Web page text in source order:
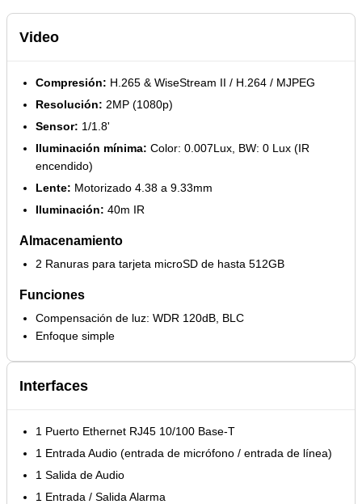
Video
Compresión: H.265 & WiseStream II / H.264 / MJPEG
Resolución: 2MP (1080p)
Sensor: 1/1.8'
Iluminación mínima: Color: 0.007Lux, BW: 0 Lux (IR
encendido)
Lente: Motorizado 4.38 a 9.33mm
Iluminación: 40m IR
Almacenamiento
2 Ranuras para tarjeta microSD de hasta 512GB
Funciones
Compensación de luz: WDR 120dB, BLC
Enfoque simple
Interfaces
1 Puerto Ethernet RJ45 10/100 Base-T
1 Entrada Audio (entrada de micrófono / entrada de línea)
1 Salida de Audio
1 Entrada / Salida Alarma